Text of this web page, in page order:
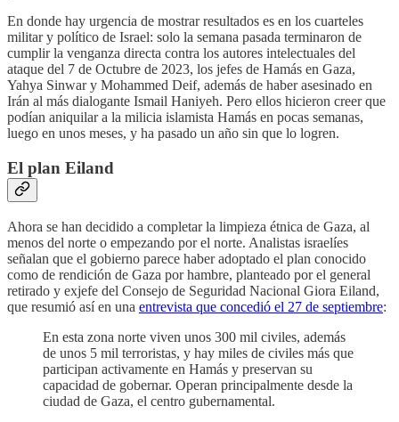
En donde hay urgencia de mostrar resultados es en los cuarteles
militar y político de Israel: solo la semana pasada terminaron de
cumplir la venganza directa contra los autores intelectuales del
ataque del 7 de Octubre de 2023, los jefes de Hamás en Gaza,
Yahya Sinwar y Mohammed Deif, además de haber asesinado en
Irán al más dialogante Ismail Haniyeh. Pero ellos hicieron creer que
podían aniquilar a la milicia islamista Hamás en pocas semanas,
luego en unos meses, y ha pasado un año sin que lo logren.
El plan Eiland
Ahora se han decidido a completar la limpieza étnica de Gaza, al
menos del norte o empezando por el norte. Analistas israelíes
señalan que el gobierno parece haber adoptado el plan conocido
como de rendición de Gaza por hambre, planteado por el general
retirado y exjefe del Consejo de Seguridad Nacional Giora Eiland,
que resumió así en una entrevista que concedió el 27 de septiembre:
En esta zona norte viven unos 300 mil civiles, además
de unos 5 mil terroristas, y hay miles de civiles más que
participan activamente en Hamás y preservan su
capacidad de gobernar. Operan principalmente desde la
ciudad de Gaza, el centro gubernamental.